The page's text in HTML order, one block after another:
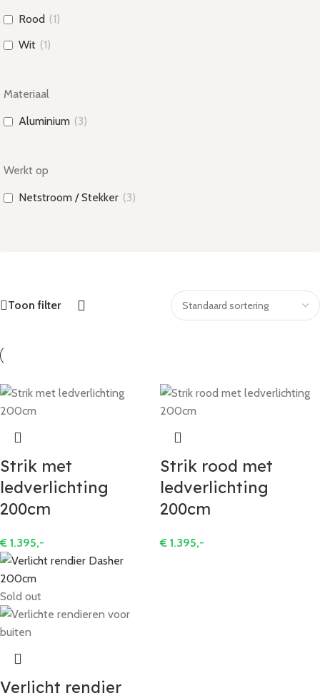
Rood (1)
Wit (1)
Materiaal
Aluminium (3)
Werkt op
Netstroom / Stekker (3)
Toon filter
Strik met
ledverlichting
200cm
€ 1.395,-
Strik rood met
ledverlichting
200cm
€ 1.395,-
Sold out
Verlicht rendier